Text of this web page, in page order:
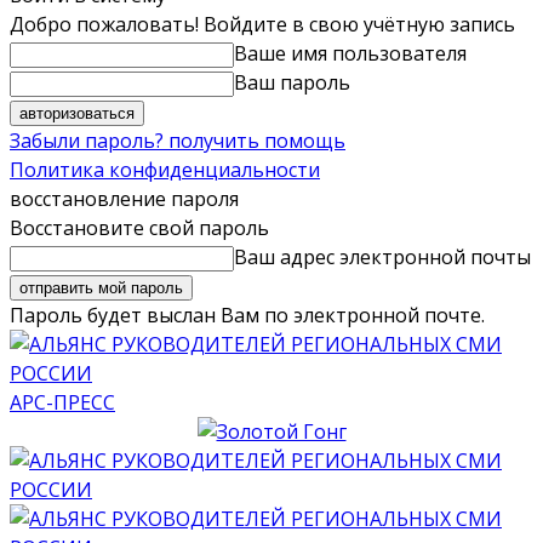
Добро пожаловать! Войдите в свою учётную запись
Ваше имя пользователя
Ваш пароль
Забыли пароль? получить помощь
Политика конфиденциальности
восстановление пароля
Восстановите свой пароль
Ваш адрес электронной почты
Пароль будет выслан Вам по электронной почте.
АРС-ПРЕСС